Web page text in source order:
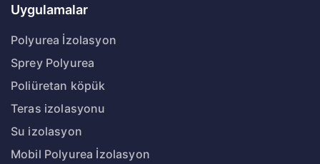
Uygulamalar
Polyurea İzolasyon
Sprey Polyurea
Poliüretan köpük
Teras izolasyonu
Su izolasyon
Mobil Polyurea İzolasyon